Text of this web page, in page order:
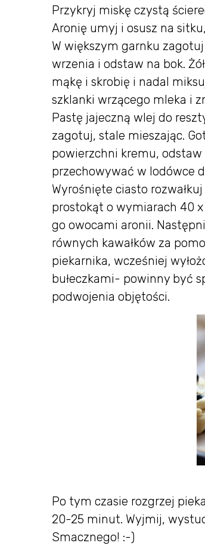
Przykryj miskę czystą
Aronię umyj i osusz na
W większym garnku
wrzenia i odstaw na bok.
mąkę i skrobię i nadal
szklanki wrzącego mleka i
Pastę jajeczną wlej do
zagotuj, stale mieszając.
powierzchni kremu,
przechowywać w lodówce
Wyrośnięte ciasto
prostokąt o wymiarach 40
go owocami aronii.
równych kawałków za
piekarnika, wcześniej
bułeczkami- powinny być
podwojenia objętości.
Po tym czasie rozgrzej
20-25 minut. Wyjmij,
Smacznego! :-)